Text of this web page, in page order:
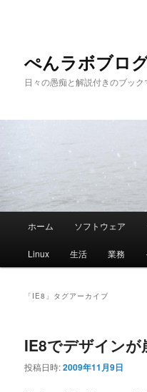
ぺんラボブロ
日々の愚痴と解説付きのブック
メ
ホーム ソフトウェア
Linux 生活 業務
「 IE8 」タグアーカイブ
IE8でデザインが
投稿日時:2009年11月9日